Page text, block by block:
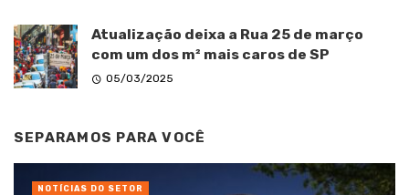
Atualização deixa a Rua 25 de março
com um dos m² mais caros de SP
05/03/2025
SEPARAMOS PARA VOCÊ
NOTÍCIAS DO SETOR